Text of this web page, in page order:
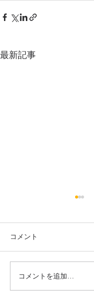
最新記事
いつも鍼灸マッサ
ありがとうござい
MacやiPhoneなど
コメント
コメントを追加…